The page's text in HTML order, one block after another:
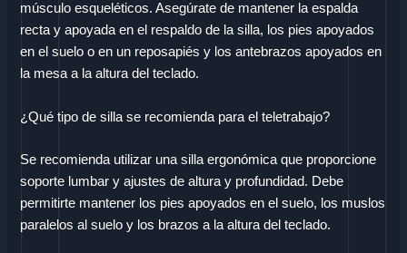
músculo esqueléticos. Asegúrate de mantener la espalda
recta y apoyada en el respaldo de la silla, los pies apoyados
en el suelo o en un reposapiés y los antebrazos apoyados en
la mesa a la altura del teclado.
¿Qué tipo de silla se recomienda para el teletrabajo?
Se recomienda utilizar una silla ergonómica que proporcione
soporte lumbar y ajustes de altura y profundidad. Debe
permitirte mantener los pies apoyados en el suelo, los muslos
paralelos al suelo y los brazos a la altura del teclado.